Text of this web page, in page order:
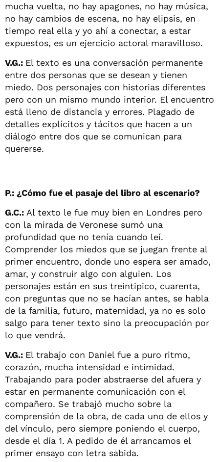
mucha vuelta, no hay apagones, no hay música,
no hay cambios de escena, no hay elipsis, en
tiempo real ella y yo ahí a conectar, a estar
expuestos, es un ejercicio actoral maravilloso.
V.G.: El texto es una conversación permanente
entre dos personas que se desean y tienen
miedo. Dos personajes con historias diferentes
pero con un mismo mundo interior. El encuentro
está lleno de distancia y errores. Plagado de
detalles explícitos y tácitos que hacen a un
diálogo entre dos que se comunican para
quererse.
P.: ¿Cómo fue el pasaje del libro al escenario?
G.C.: Al texto le fue muy bien en Londres pero
con la mirada de Veronese sumó una
profundidad que no tenía cuando leí.
Comprender los miedos que se juegan frente al
primer encuentro, donde uno espera ser amado,
amar, y construir algo con alguien. Los
personajes están en sus treintipico, cuarenta,
con preguntas que no se hacían antes, se habla
de la familia, futuro, maternidad, ya no es solo
salgo para tener texto sino la preocupación por
lo que vendrá.
V.G.: El trabajo con Daniel fue a puro ritmo,
corazón, mucha intensidad e intimidad.
Trabajando para poder abstraerse del afuera y
estar en permanente comunicación con el
compañero. Se trabajó mucho sobre la
comprensión de la obra, de cada uno de ellos y
del vínculo, pero siempre poniendo el cuerpo,
desde el día 1. A pedido de él arrancamos el
primer ensayo con letra sabida.